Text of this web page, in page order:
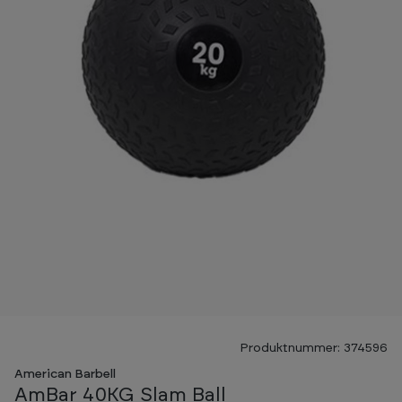
Produktnummer: 374596
American Barbell
AmBar 40KG Slam Ball